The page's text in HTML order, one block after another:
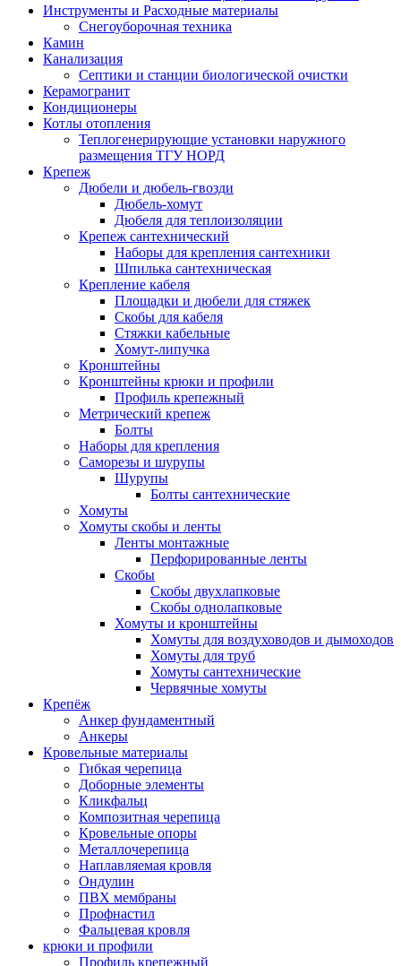
Инструменты и Расходные материалы
Снегоуборочная техника
Камин
Канализация
Септики и станции биологической очистки
Керамогранит
Кондиционеры
Котлы отопления
Теплогенерирующие установки наружного
размещения ТГУ НОРД
Крепеж
Дюбели и дюбель-гвозди
Дюбель-хомут
Дюбеля для теплоизоляции
Крепеж сантехнический
Наборы для крепления сантехники
Шпилька сантехническая
Крепление кабеля
Площадки и дюбели для стяжек
Скобы для кабеля
Стяжки кабельные
Хомут-липучка
Кронштейны
Кронштейны крюки и профили
Профиль крепежный
Метрический крепеж
Болты
Наборы для крепления
Саморезы и шурупы
Шурупы
Болты сантехнические
Хомуты
Хомуты скобы и ленты
Ленты монтажные
Перфорированные ленты
Скобы
Скобы двухлапковые
Скобы однолапковые
Хомуты и кронштейны
Хомуты для воздуховодов и дымоходов
Хомуты для труб
Хомуты сантехнические
Червячные хомуты
Крепёж
Анкер фундаментный
Анкеры
Кровельные материалы
Гибкая черепица
Доборные элементы
Кликфальц
Композитная черепица
Кровельные опоры
Металлочерепица
Наплавляемая кровля
Ондулин
ПВХ мембраны
Профнастил
Фальцевая кровля
крюки и профили
Профиль крепежный